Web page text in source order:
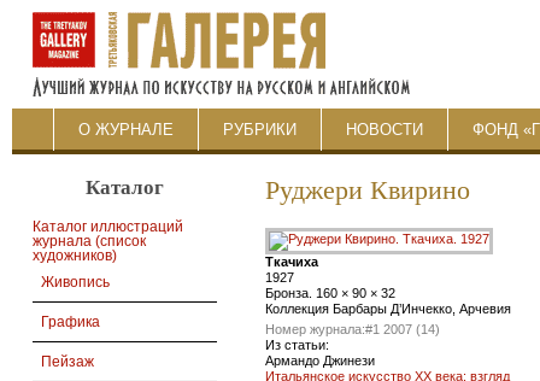
О ЖУРНАЛЕ РУБРИКИ НОВОСТИ ФОНД
Каталог
Каталог иллюстраций
журнала (список
художников)
Живопись
Графика
Пейзаж
Руджери Квирино
Ткачиха
1927
Бронза. 160 × 90 × 32
Коллекция Барбары Д’Инчекко, Арчевия
Номер журнала:#1 2007 (14)
Из статьи:
Армандо Джинези
Итальянское искусство ХХ века: взгляд